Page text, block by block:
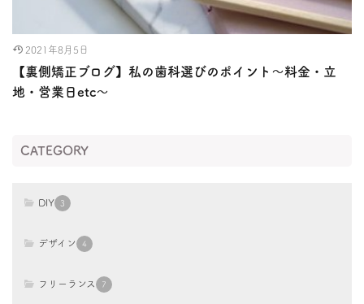
2021年8月5日
【裏側矯正ブログ】私の歯科選びのポイント〜料金・立
地・営業日etc〜
CATEGORY
DIY 3
デザイン 4
フリーランス 7